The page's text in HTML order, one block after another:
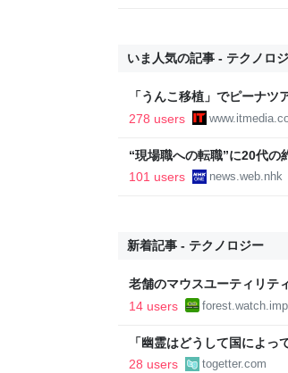
いま人気の記事 - テクノロ
「うんこ移植」でピーナ
に ヒトの実証は初
278 users
“現場職への転職”に20代
101 users
news.web.nhk
新着記事 - テクノロジー
老舗のマウスユーティリテ
りに復活／64bit化、
14 users
「幽霊はどうして国によ
にロケに行く事があったの
28 users togetter.com